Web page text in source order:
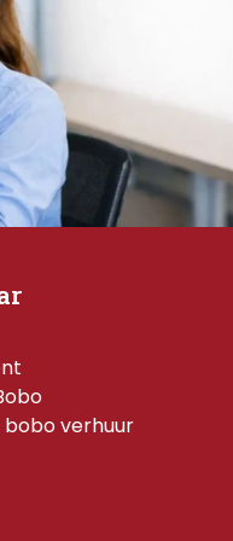
verhuur